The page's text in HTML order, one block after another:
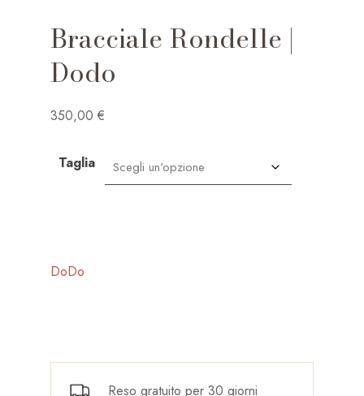
Bracciale Rondelle |
Dodo
350,00€
Taglia
DoDo
Reso gratuito per 30 giorni